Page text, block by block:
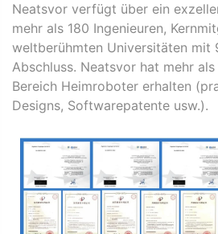
Neatsvor verfügt über ein
mehr als 180 Ingenieuren,
weltberühmten Universitäten mit
Abschluss. Neatsvor hat mehr
Bereich Heimroboter erhalten
Designs, Softwarepatente usw.).